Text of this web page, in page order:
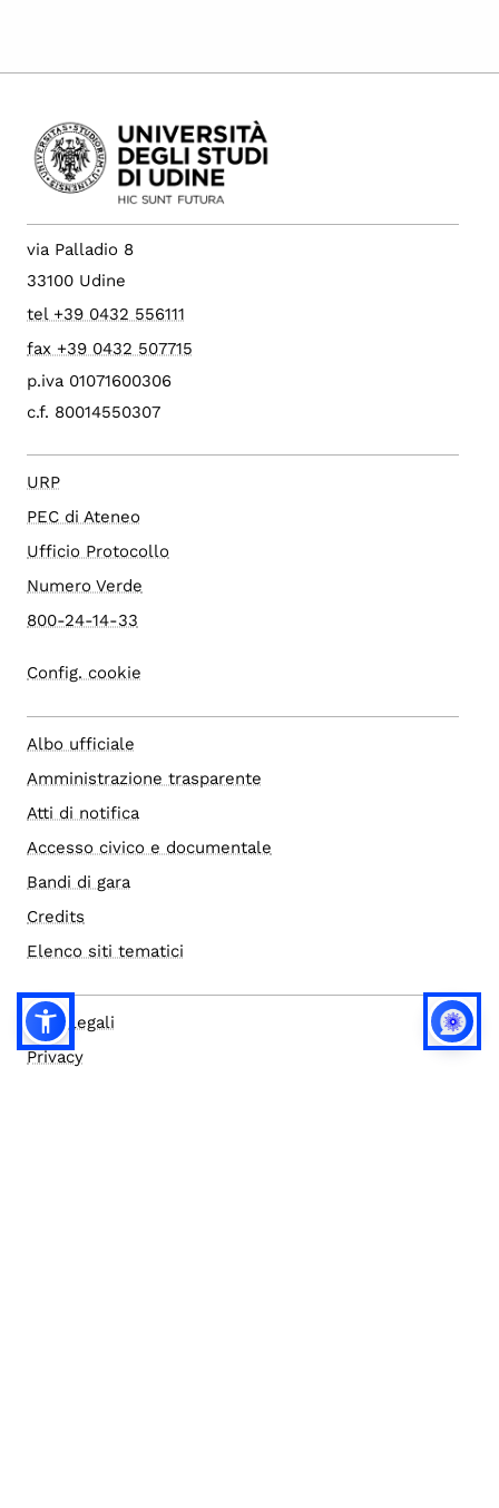
via Palladio 8
33100 Udine
tel +39 0432 556111
fax +39 0432 507715
p.iva 01071600306
c.f. 80014550307
URP
PEC di Ateneo
Ufficio Protocollo
Numero Verde
800-24-14-33
Config. cookie
Albo ufficiale
Amministrazione trasparente
Atti di notifica
Accesso civico e documentale
Bandi di gara
Credits
Elenco siti tematici
Note legali
Privacy